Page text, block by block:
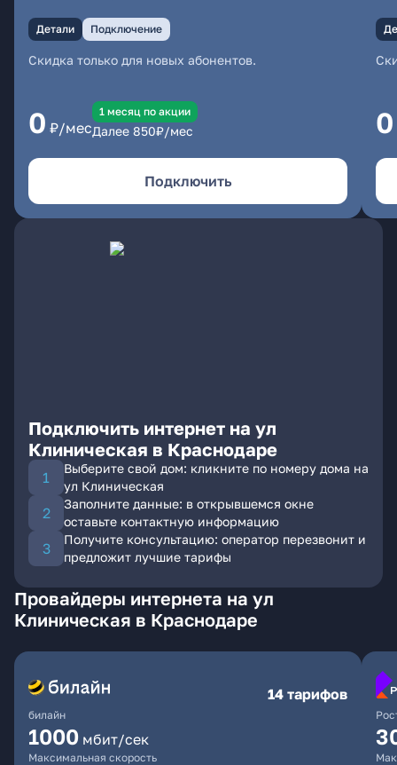
Детали Подключение
Скидка только для новых абонентов.
0 ₽/мес
1 месяц по акции
Далее 850₽/мес
Подключить
0
Подключить интернет на ул
Клиническая в Краснодаре
Выберите свой дом: кликните по номеру дома на
ул Клиническая
Заполните данные: в открывшемся окне
оставьте контактную информацию
Получите консультацию: оператор перезвонит и
предложит лучшие тарифы
Провайдеры интернета на ул
Клиническая в Краснодаре
билайн
14 тарифов
1000 мбит/сек
Максимальная скорость